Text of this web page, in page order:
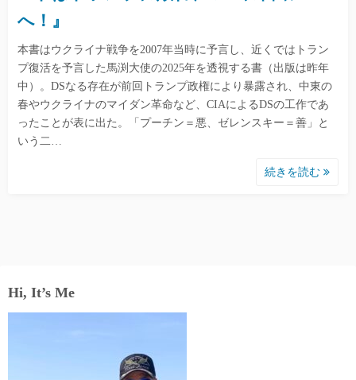
へ！』
本書はウクライナ戦争を2007年当時に予言し、近くではトラン
プ復活を予言した馬渕大使の2025年を透視する書（出版は昨年
中）。DSなる存在が前回トランプ政権により暴露され、中東の
春やウクライナのマイダン革命など、CIAによるDSの工作であ
ったことが表に出た。「プーチン＝悪、ゼレンスキー＝善」と
いう二…
続きを読む
Hi, It’s Me